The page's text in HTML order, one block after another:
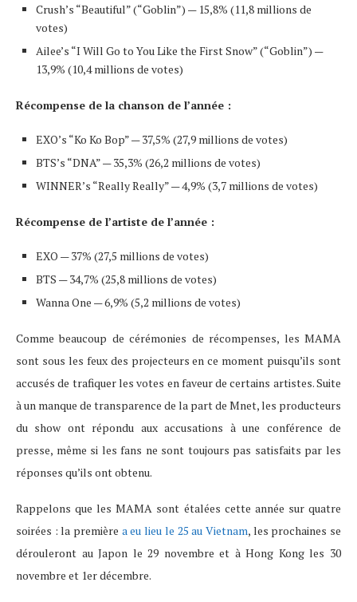
Crush’s “Beautiful” (“Goblin”) — 15,8% (11,8 millions de
votes)
Ailee’s “I Will Go to You Like the First Snow” (“Goblin”) —
13,9% (10,4 millions de votes)
Récompense de la chanson de l’année :
EXO’s “Ko Ko Bop” — 37,5% (27,9 millions de votes)
BTS’s “DNA” — 35,3% (26,2 millions de votes)
WINNER’s “Really Really” — 4,9% (3,7 millions de votes)
Récompense de l’artiste de l’année :
EXO — 37% (27,5 millions de votes)
BTS — 34,7% (25,8 millions de votes)
Wanna One — 6,9% (5,2 millions de votes)
Comme beaucoup de cérémonies de récompenses, les MAMA
sont sous les feux des projecteurs en ce moment puisqu’ils sont
accusés de trafiquer les votes en faveur de certains artistes. Suite
à un manque de transparence de la part de Mnet, les producteurs
du show ont répondu aux accusations à une conférence de
presse, même si les fans ne sont toujours pas satisfaits par les
réponses qu’ils ont obtenu.
Rappelons que les MAMA sont étalées cette année sur quatre
soirées : la première a eu lieu le 25 au Vietnam, les prochaines se
dérouleront au Japon le 29 novembre et à Hong Kong les 30
novembre et 1er décembre.